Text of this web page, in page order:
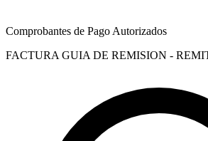
Comprobantes de Pago Autorizados
FACTURA GUIA DE REMISION -